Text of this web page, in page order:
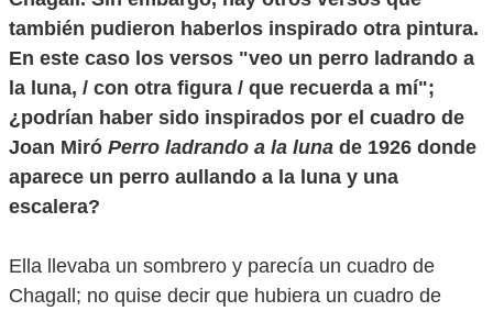
también pudieron haberlos inspirado otra pintura.
En este caso los versos "veo un perro ladrando a
la luna, / con otra figura / que recuerda a mí";
¿podrían haber sido inspirados por el cuadro de
Joan Miró Perro ladrando a la luna de 1926 donde
aparece un perro aullando a la luna y una
escalera?
Ella llevaba un sombrero y parecía un cuadro de
Chagall; no quise decir que hubiera un cuadro de